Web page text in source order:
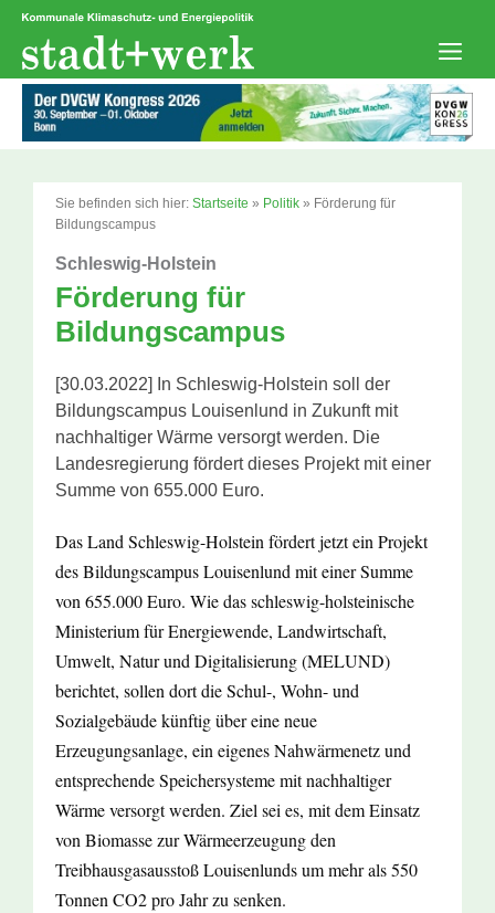
Zum
springen
Sie befinden sich hier: Startseite » Politik » Förderung für
Bildungscampus
Schleswig-Holstein
Förderung für
Bildungscampus
[30.03.2022] In Schleswig-Holstein soll der
Bildungscampus Louisenlund in Zukunft mit
nachhaltiger Wärme versorgt werden. Die
Landesregierung fördert dieses Projekt mit einer
Summe von 655.000 Euro.
Das Land Schleswig-Holstein fördert jetzt ein Projekt
des Bildungscampus Louisenlund mit einer Summe
von 655.000 Euro. Wie das schleswig-holsteinische
Ministerium für Energiewende, Landwirtschaft,
Umwelt, Natur und Digitalisierung (MELUND)
berichtet, sollen dort die Schul-, Wohn- und
Sozialgebäude künftig über eine neue
Erzeugungsanlage, ein eigenes Nahwärmenetz und
entsprechende Speichersysteme mit nachhaltiger
Wärme versorgt werden. Ziel sei es, mit dem Einsatz
von Biomasse zur Wärmeerzeugung den
Treibhausgasausstoß Louisenlunds um mehr als 550
Tonnen CO2 pro Jahr zu senken.